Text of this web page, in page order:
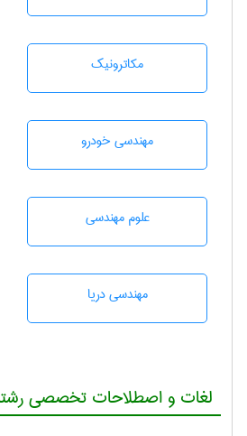
مکاترونیک
مهندسی خودرو
علوم مهندسی
مهندسی دریا
لغات و اصطلاحات تخصصی